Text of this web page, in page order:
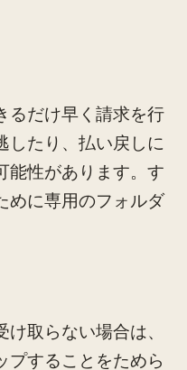
るだけ早く請求を行
したり、払い戻しに
能性があります。す
めに専用のフォルダ
取らない場合は、
プすることをためら